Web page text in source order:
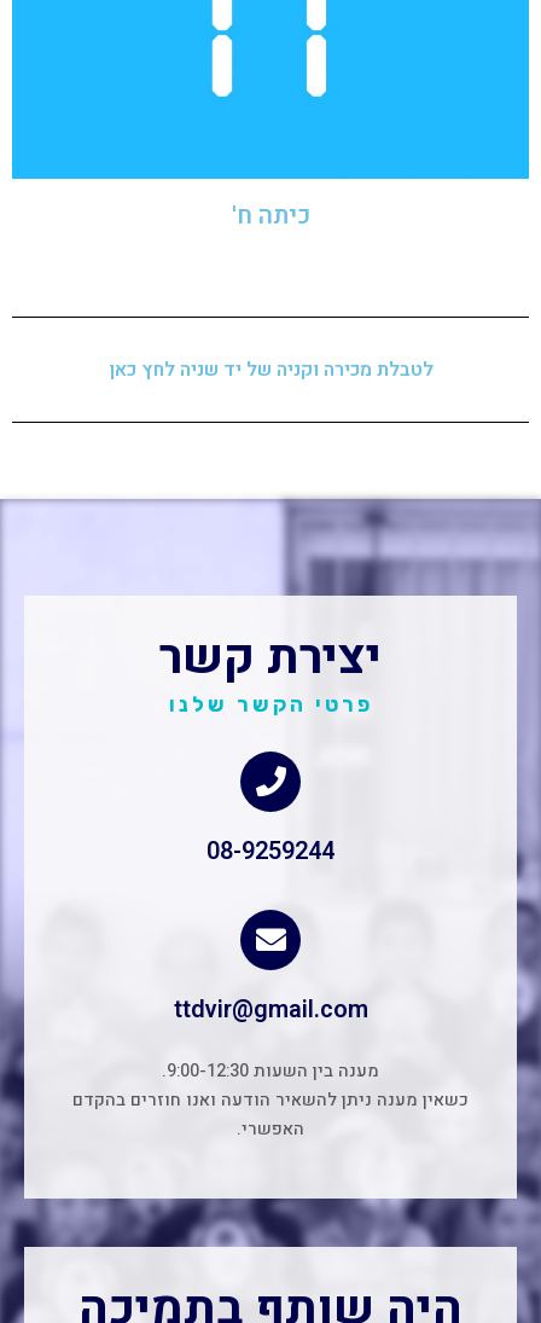
כיתה ח'
לטבלת מכירה וקניה של יד שניה לחץ כאן
יצירת קשר
פרטי הקשר שלנו
08-9259244
ttdvir@gmail.com
מענה בין השעות 9:00-12:30.
כשאין מענה ניתן להשאיר הודעה ואנו חוזרים בהקדם
האפשרי.